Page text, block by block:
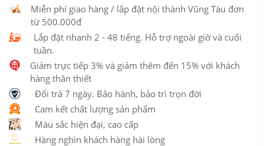
Miễn phí giao hàng / lắp đặt nội thành Vũng Tàu đơn
từ 500.000đ
Lắp đặt nhanh 2 - 48 tiếng. Hỗ trợ ngoài giờ và cuối
tuần.
Giảm trực tiếp 3% và giảm thêm đến 15% với khách
hàng thân thiết
Đổi trả 7 ngày. Bảo hành, bảo trì trọn đời
Cam kết chất lượng sản phẩm
Màu sắc hiện đại, cao cấp
Hàng nghìn khách hàng hài lòng